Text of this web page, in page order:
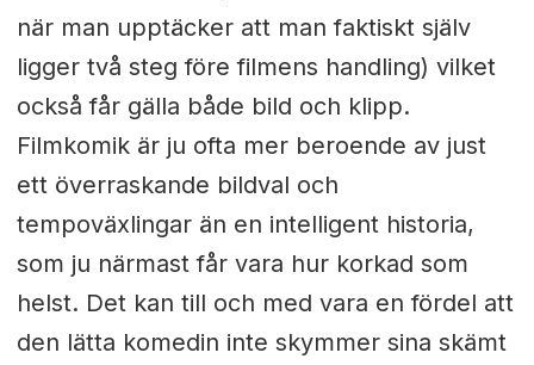
när man upptäcker att man faktiskt själv
ligger två steg före filmens handling) vilket
också får gälla både bild och klipp.
Filmkomik är ju ofta mer beroende av just
ett överraskande bildval och
tempoväxlingar än en intelligent historia,
som ju närmast får vara hur korkad som
helst. Det kan till och med vara en fördel att
den lätta komedin inte skymmer sina skämt